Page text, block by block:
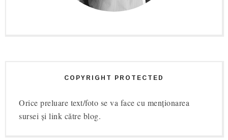
COPYRIGHT PROTECTED
Orice preluare text/foto se va face cu menționarea
sursei și link către blog.